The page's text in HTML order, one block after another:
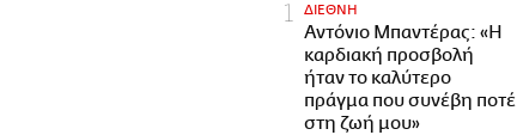
ΔΙΕΘΝΗ
Αντόνιο Μπαντέρας: «Η
καρδιακή προσβολή
ήταν το καλύτερο
πράγμα που συνέβη ποτέ
στη ζωή μου»